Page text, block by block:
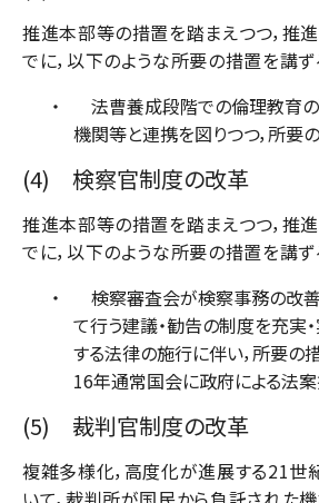
推進本部等の措置を踏まえつつ，推
でに，以下のような所要の措置を講ず
法曹養成段階での倫理教育の
機関等と連携を図りつつ，所要
(4) 検察官制度の改革
推進本部等の措置を踏まえつつ，推
でに，以下のような所要の措置を講ず
検察審査会が検察事務の改
て行う建議・勧告の制度を充実
する法律の施行に伴い，所要の
16年通常国会に政府による法案
(5) 裁判官制度の改革
複雑多様化，高度化が進展する21世